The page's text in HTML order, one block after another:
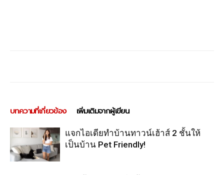
บทความที่เกี่ยวข้อง เพิ่มเติมจากผู้เขียน
แจกไอเดียทำบ้านทาวน์เฮ้าส์ 2 ชั้นให้
เป็นบ้าน Pet Friendly!